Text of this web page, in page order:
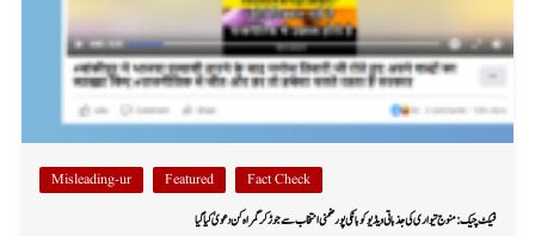
Fact Check
Featured
Misleading-ur
فیکٹ چیک: منوج تیواری کی جذباتی ویڈیو کو بانکی پور ضمنی انتخاب سے جوڑ کر گمراہ کن دعویٰ کیا گیا